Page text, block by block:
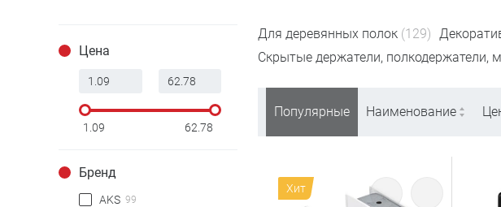
Цена
1.09 62.78
Бренд
AKS 99
Для деревянных полок (129)
Скрытые держатели, полкодержатели,
Популярные Наименование
Хит